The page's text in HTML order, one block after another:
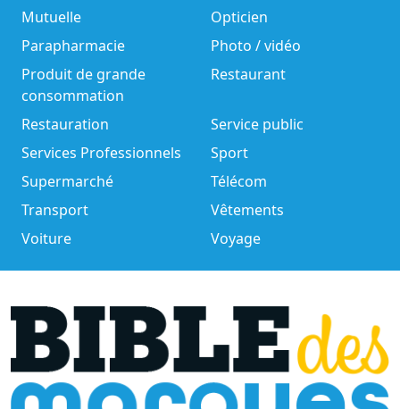
Mutuelle
Opticien
Parapharmacie
Photo / vidéo
Produit de grande
consommation
Restaurant
Restauration
Service public
Services Professionnels
Sport
Supermarché
Télécom
Transport
Vêtements
Voiture
Voyage